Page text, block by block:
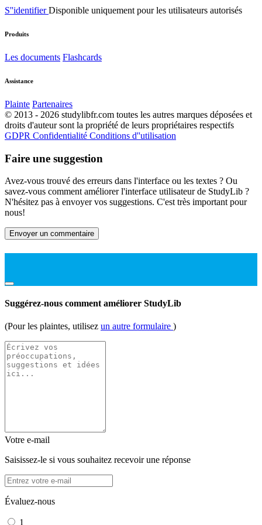
S''identifierDisponible uniquement pour les utilisateurs autorisés
Produits
Les documents Flashcards
Assistance
Plainte Partenaires
© 2013 - 2026 studylibfr.com toutes les autres marques déposées et
droits d'auteur sont la propriété de leurs propriétaires respectifs
GDPR Confidentialité Conditions d''utilisation
Faire une suggestion
Avez-vous trouvé des erreurs dans l'interface ou les textes ? Ou
savez-vous comment améliorer l'interface utilisateur de StudyLib ?
N'hésitez pas à envoyer vos suggestions. C'est très important pour
nous!
Envoyer un commentaire
Suggérez-nous comment améliorer StudyLib
(Pour les plaintes, utilisez un autre formulaire )
Votre e-mail
Saisissez-le si vous souhaitez recevoir une réponse
Évaluez-nous
1